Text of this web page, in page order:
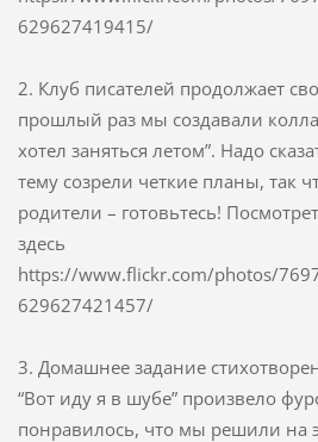
629627419415/
2. Клуб писателей продолжает
прошлый раз мы создавали
хотел заняться летом”. Надо
тему созрели четкие планы, так
родители – готовьтесь!
здесь
https://www.flickr.com/photos/
629627421457/
3. Домашнее задание
“Вот иду я в шубе” произвело
понравилось, что мы решили на